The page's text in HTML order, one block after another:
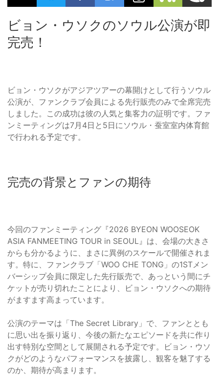
ビョン・ウソクのソウル公演が即
完売！
ビョン・ウソクがアジアツアーの幕開けとして行うソウル
公演が、ファンクラブ会員による先行販売のみで全席完売
しました。この成功は彼の人気と集客力の証明です。ファ
ンミーティングは7月4日と5日にソウル・蚕室室内体育館
で行われる予定です。
完売の背景とファンの期待
今回のファンミーティング『2026 BYEON WOOSEOK
ASIA FANMEETING TOUR in SEOUL』は、会場の大きさ
からも分かるように、まさに異例のスケールで開催されま
す。特に、ファンクラブ「WOO CHE TONG」の1STメン
バーシップ会員に限定した先行販売で、あっという間にチ
ケットが売り切れたことにより、ビョン・ウソクへの期待
がますます高まっています。
公演のテーマは「The Secret Library」で、ファンととも
に思い出を振り返り、今後の新たなエピソードを共に作り
出す特別な空間として展開される予定です。ビョン・ウソ
クがどのようなパフォーマンスを披露し、観客を魅了する
のか、期待が高まります。